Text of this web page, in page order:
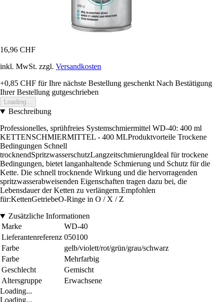
16,96 CHF
inkl. MwSt. zzgl. Versandkosten
+0,85 CHF für Ihre nächste Bestellung geschenkt Nach Bestätigung
Ihrer Bestellung gutgeschrieben
Loading...
Beschreibung
Professionelles, sprühfreies Systemschmiermittel WD-40: 400 ml
KETTENSCHMIERMITTEL - 400 MLProduktvorteile Trockene
Bedingungen Schnell
trocknendSpritzwasserschutzLangzeitschmierungIdeal für trockene
Bedingungen, bietet langanhaltende Schmierung und Schutz für die
Kette. Die schnell trocknende Wirkung und die hervorragenden
spritzwasserabweisenden Eigenschaften tragen dazu bei, die
Lebensdauer der Ketten zu verlängern.Empfohlen
für:KettenGetriebeO-Ringe in O / X / Z
Zusätzliche Informationen
Marke
WD-40
Lieferantenreferenz 050100
Farbe
gelb/violett/rot/grün/grau/schwarz
Farbe
Mehrfarbig
Geschlecht
Gemischt
Altersgruppe
Erwachsene
Loading...
Loading...